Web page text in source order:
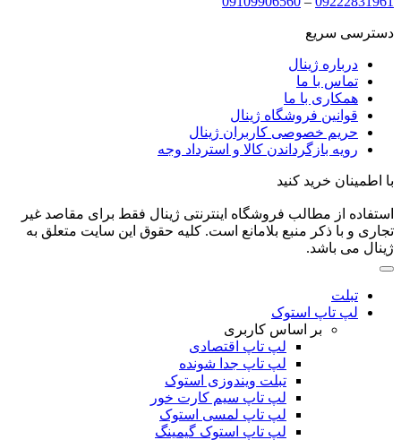
دسترسی سریع
درباره ژینال
تماس با ما
همکاری با ما
قوانین فروشگاه ژینال
حریم خصوصی کاربران ژینال
رویه بازگرداندن کالا و استرداد وجه
با اطمینان خرید کنید
استفاده از مطالب فروشگاه اینترنتی ژینال فقط برای مقاصد غیر
تجاری و با ذکر منبع بلامانع است. کلیه حقوق این سایت متعلق به
ژینال می باشد.
تبلت
لپ تاپ استوک
بر اساس کاربری
لپ تاپ اقتصادی
لپ تاپ جدا شونده
تبلت ویندوزی استوک
لپ تاپ سیم کارت خور
لپ تاپ لمسی استوک
لپ تاپ استوک گیمینگ